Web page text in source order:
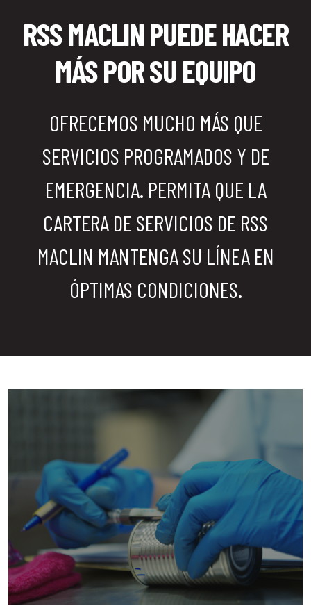
RSS MACLIN PUEDE HACER
MÁS POR SU EQUIPO
OFRECEMOS MUCHO MÁS QUE
SERVICIOS PROGRAMADOS Y DE
EMERGENCIA. PERMITA QUE LA
CARTERA DE SERVICIOS DE RSS
MACLIN MANTENGA SU LÍNEA EN
ÓPTIMAS CONDICIONES.